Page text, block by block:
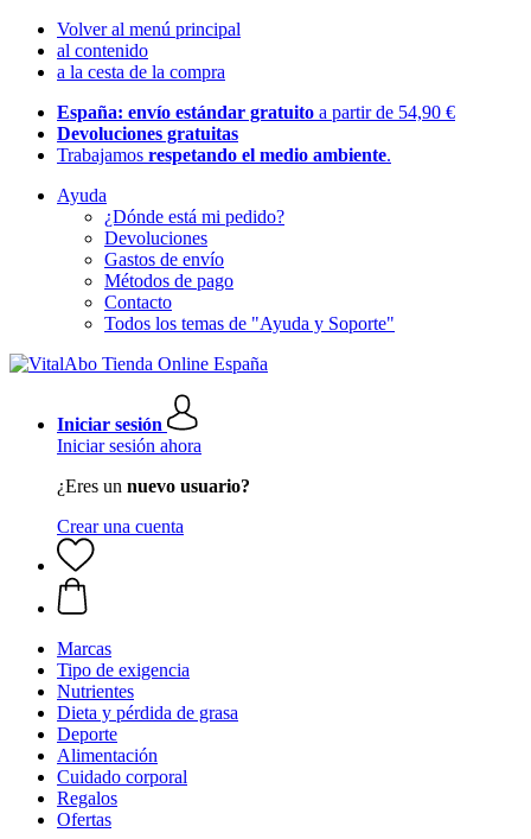
Volver al menú principal
al contenido
a la cesta de la compra
España: envío estándar gratuito a partir de 54,90 €
Devoluciones gratuitas
Trabajamos respetando el medio ambiente.
Ayuda
¿Dónde está mi pedido?
Devoluciones
Gastos de envío
Métodos de pago
Contacto
Todos los temas de "Ayuda y Soporte"
Iniciar sesión
Iniciar sesión ahora
¿Eres un nuevo usuario?
Crear una cuenta
Marcas
Tipo de exigencia
Nutrientes
Dieta y pérdida de grasa
Deporte
Alimentación
Cuidado corporal
Regalos
Ofertas